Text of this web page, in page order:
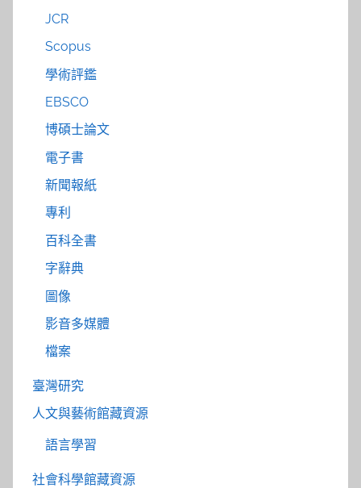
JCR
Scopus
學術評鑑
EBSCO
博碩士論文
電子書
新聞報紙
專利
百科全書
字辭典
圖像
影音多媒體
檔案
臺灣研究
人文與藝術館藏資源
語言學習
社會科學館藏資源